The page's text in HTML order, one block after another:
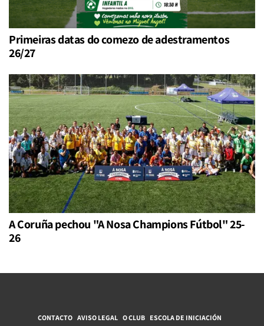
Primeiras datas do comezo de adestramentos
26/27
A Coruña pechou "A Nosa Champions Fútbol" 25-
26
CONTACTO AVISO LEGAL O CLUB ESCOLA DE INICIACIÓN